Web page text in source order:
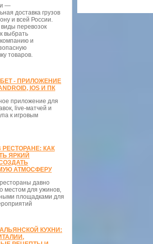
—
доставка грузов
и всей России.
перевозок
выбрать
и
товаров.
- ПРИЛОЖЕНИЕ
IOS И ПК
приложение для
live-матчей и
к игровым
РЕСТОРАНЕ: КАК
ЯРКИЙ
АТМОСФЕРУ
давно
местом для ужинов,
площадками для
КУХНИ: